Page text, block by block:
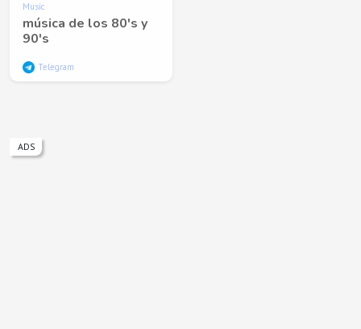
Music
música de los 80's y
90's
Telegram
ADS